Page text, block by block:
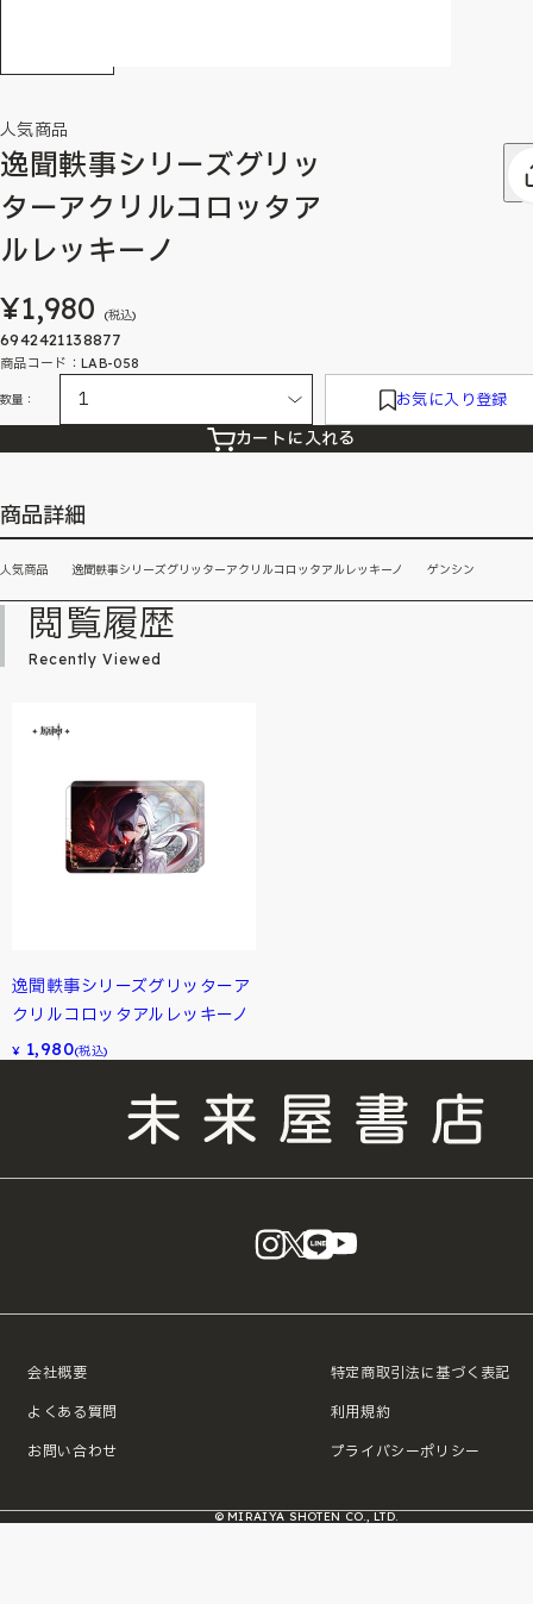
人気商品
逸聞軼事シリーズグリッ
ターアクリルコロッタア
ルレッキーノ
¥1,980 (税込)
6942421138877
商品コード：LAB-058
数量： お気に入り登録
カートに入れる
商品詳細
人気商品 逸聞軼事シリーズグリッターアクリルコロッタアルレッキーノ ゲンシン
閲覧履歴
Recently Viewed
逸聞軼事シリーズグリッターア
クリルコロッタアルレッキーノ
¥ 1,980(税込)
instagram
X LINE
会社概要
よくある質問
お問い合わせ
特定商取引法に基づく表記
利用規約
プライバシーポリシー
© MIRAIYA SHOTEN CO., LTD.